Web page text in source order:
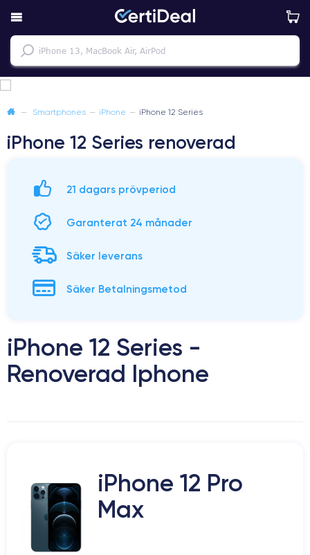
— Smartphones — iPhone — iPhone 12 Series
iPhone 12 Series renoverad
21 dagars prövperiod
Garanterat 24 månader
Säker leverans
Säker Betalningsmetod
iPhone 12 Series -
Renoverad Iphone
iPhone 12 Pro
Max